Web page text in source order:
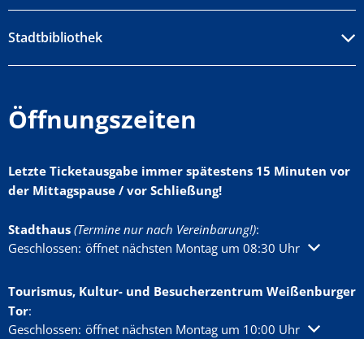
Stadtbibliothek
Öffnungszeiten
Letzte Ticketausgabe immer spätestens 15 Minuten vor
der Mittagspause / vor Schließung!
Stadthaus (Termine nur nach Vereinbarung!):
Klicken, um weitere Öffnungs- oder Schließzeiten auszublenden
Geschlossen: öffnet nächsten Montag um 08:30 Uhr
Tourismus, Kultur- und Besucherzentrum Weißenburger
Tor:
Klicken, um weitere Öffnungs- oder Schließzeiten auszublenden
Geschlossen: öffnet nächsten Montag um 10:00 Uhr